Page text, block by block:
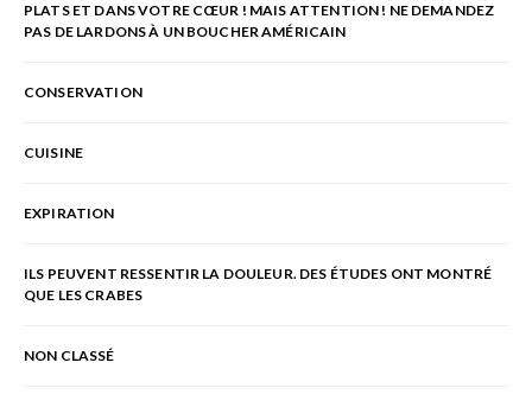
PLATS ET DANS VOTRE CŒUR ! MAIS ATTENTION ! NE DEMANDEZ
PAS DE LARDONS À UN BOUCHER AMÉRICAIN
CONSERVATION
CUISINE
EXPIRATION
ILS PEUVENT RESSENTIR LA DOULEUR. DES ÉTUDES ONT MONTRÉ
QUE LES CRABES
NON CLASSÉ